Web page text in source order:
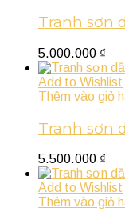
Tranh sơn
5.000.000 ₫
Add to Wishlist
Thêm vào giỏ
Tranh sơn
5.500.000 ₫
Add to Wishlist
Thêm vào giỏ